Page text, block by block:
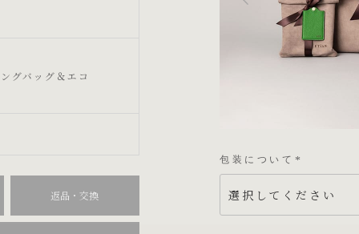
グバッグ＆エコ
返品・交換
包装について
(
須